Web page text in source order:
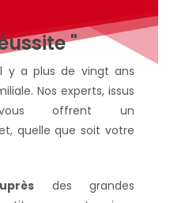
"
y a plus de vingt ans
Nos experts, issus
vous offrent un
quelle que soit votre
des grandes